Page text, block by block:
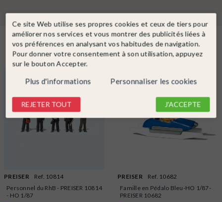
Dans la même catégorie
PREISER
Ref. 10814
Personnel du RhB - PREISER 10814
- HO 1/87
PREISER
Ref. 10682
Famille en Pédalo Bleu-HO 1/87-
PREISER 10682
Ce site Web utilise ses propres cookies et ceux de tiers pour
améliorer nos services et vous montrer des publicités liées à
vos préférences en analysant vos habitudes de navigation.
Pour donner votre consentement à son utilisation, appuyez
sur le bouton Accepter.
Plus d'informations Personnaliser les cookies
REJETER TOUT J'ACCEPTE